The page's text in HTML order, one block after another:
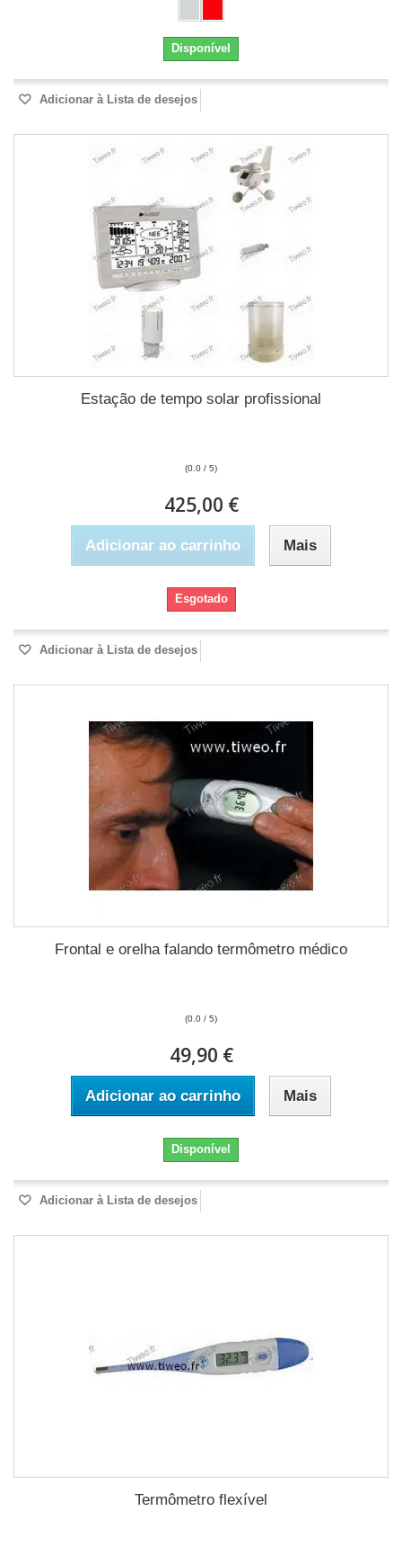
Disponível
Adicionar à Lista de desejos
Estação de tempo solar profissional
(0.0 / 5)
425,00 €
Adicionar ao carrinho Mais
Esgotado
Adicionar à Lista de desejos
Frontal e orelha falando termômetro médico
(0.0 / 5)
49,90 €
Adicionar ao carrinho Mais
Disponível
Adicionar à Lista de desejos
Termômetro flexível